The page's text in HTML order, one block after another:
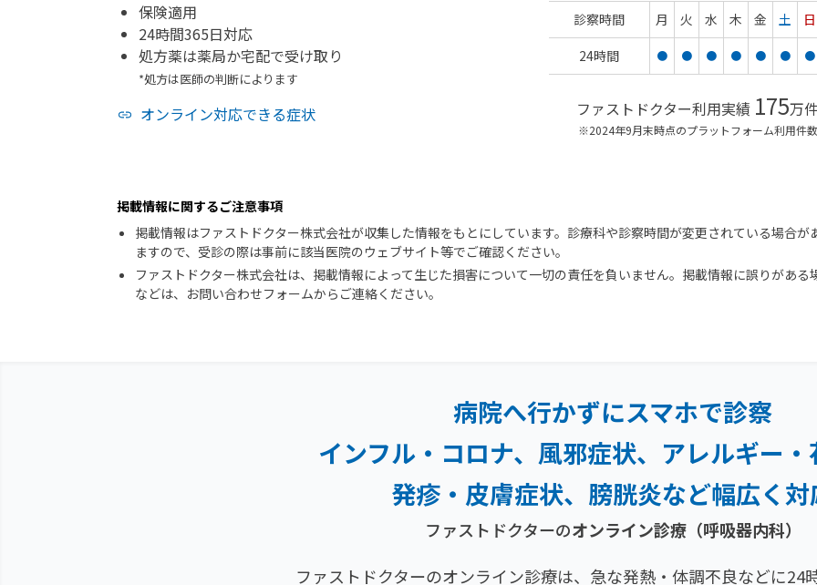
保険適用
24時間365日対応
処方薬は薬局か宅配で受け取り
*処方は医師の判断によります
オンライン対応できる症状
診察時間 月 火 水 木 金 土 日
24時間
● ● ● ● ● ● ●
ファストドクター利用実績 175万
※2024年9月末時点のプラットフォーム利用件数
掲載情報に関するご注意事項
掲載情報はファストドクター株式会社が収集した情報をもとにしています。診療科や診察時間が変更されている場合が
ますので、受診の際は事前に該当医院のウェブサイト等でご確認ください。
ファストドクター株式会社は、掲載情報によって生じた損害について一切の責任を負いません。掲載情報に誤りがある
などは、お問い合わせフォームからご連絡ください。
病院へ行かずにスマホで診察
インフル・コロナ、風邪症状、 アレルギー・
発疹・ 皮膚症状、膀胱炎など幅広く対
ファストドクターのオンライン診療（呼吸器内科）
ファストドクターのオンライン診療は、急な発熱・体調不良などに24